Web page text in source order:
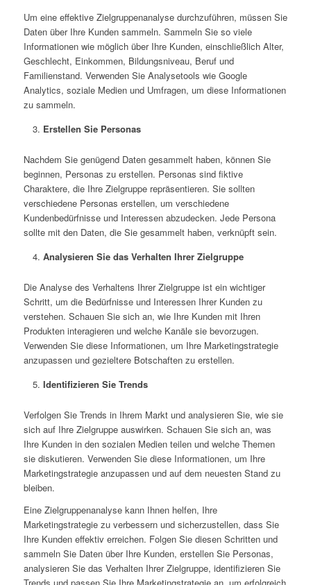
Um eine effektive Zielgruppenanalyse durchzuführen, müssen Sie
Daten über Ihre Kunden sammeln. Sammeln Sie so viele
Informationen wie möglich über Ihre Kunden, einschließlich Alter,
Geschlecht, Einkommen, Bildungsniveau, Beruf und
Familienstand. Verwenden Sie Analysetools wie Google
Analytics, soziale Medien und Umfragen, um diese Informationen
zu sammeln.
Erstellen Sie Personas
Nachdem Sie genügend Daten gesammelt haben, können Sie
beginnen, Personas zu erstellen. Personas sind fiktive
Charaktere, die Ihre Zielgruppe repräsentieren. Sie sollten
verschiedene Personas erstellen, um verschiedene
Kundenbedürfnisse und Interessen abzudecken. Jede Persona
sollte mit den Daten, die Sie gesammelt haben, verknüpft sein.
Analysieren Sie das Verhalten Ihrer Zielgruppe
Die Analyse des Verhaltens Ihrer Zielgruppe ist ein wichtiger
Schritt, um die Bedürfnisse und Interessen Ihrer Kunden zu
verstehen. Schauen Sie sich an, wie Ihre Kunden mit Ihren
Produkten interagieren und welche Kanäle sie bevorzugen.
Verwenden Sie diese Informationen, um Ihre Marketingstrategie
anzupassen und gezieltere Botschaften zu erstellen.
Identifizieren Sie Trends
Verfolgen Sie Trends in Ihrem Markt und analysieren Sie, wie sie
sich auf Ihre Zielgruppe auswirken. Schauen Sie sich an, was
Ihre Kunden in den sozialen Medien teilen und welche Themen
sie diskutieren. Verwenden Sie diese Informationen, um Ihre
Marketingstrategie anzupassen und auf dem neuesten Stand zu
bleiben.
Eine Zielgruppenanalyse kann Ihnen helfen, Ihre
Marketingstrategie zu verbessern und sicherzustellen, dass Sie
Ihre Kunden effektiv erreichen. Folgen Sie diesen Schritten und
sammeln Sie Daten über Ihre Kunden, erstellen Sie Personas,
analysieren Sie das Verhalten Ihrer Zielgruppe, identifizieren Sie